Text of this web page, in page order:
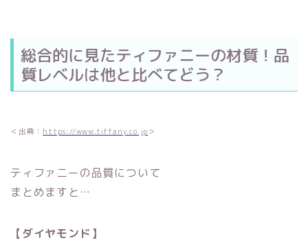
総合的に見たティファニーの材質！品
質レベルは他と比べてどう？
＜出典： https://www.tiffany.co.jp ＞
ティファニーの品質について
まとめますと…
【ダイヤモンド】